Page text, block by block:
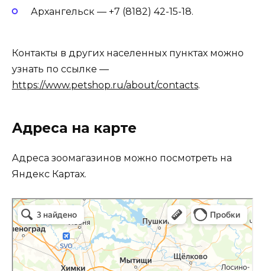
Архангельск — +7 (8182) 42-15-18.
Контакты в других населенных пунктах можно
узнать по ссылке —
https://www.petshop.ru/about/contacts.
Адреса на карте
Адреса зоомагазинов можно посмотреть на
Яндекс Картах.